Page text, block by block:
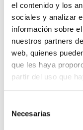
el contenido y los
sociales y analizar
información sobre
nuestros partners
web, quienes
que les haya
partir del uso que
Necesarias
El ecosistema HR
mostramos
• sistemas de
humanos
Personio es una
centralizar
• software de